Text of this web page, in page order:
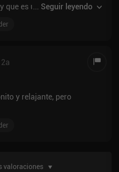
que es una buena forma de
de rejugabilidad, pero sí
si te gustan los
mejor.
... Seguir leyendo
y relajante, pero
valoraciones